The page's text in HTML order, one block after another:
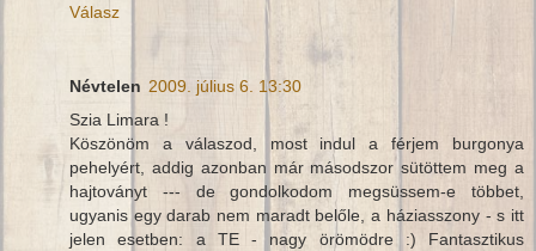
Válasz
Névtelen 2009. július 6. 13:30
Szia Limara !
Köszönöm a válaszod, most indul a férjem burgonya
pehelyért, addig azonban már másodszor sütöttem meg a
hajtoványt --- de gondolkodom megsüssem-e többet,
ugyanis egy darab nem maradt belőle, a háziasszony - s itt
jelen esetben: a TE - nagy örömödre :) Fantasztikus